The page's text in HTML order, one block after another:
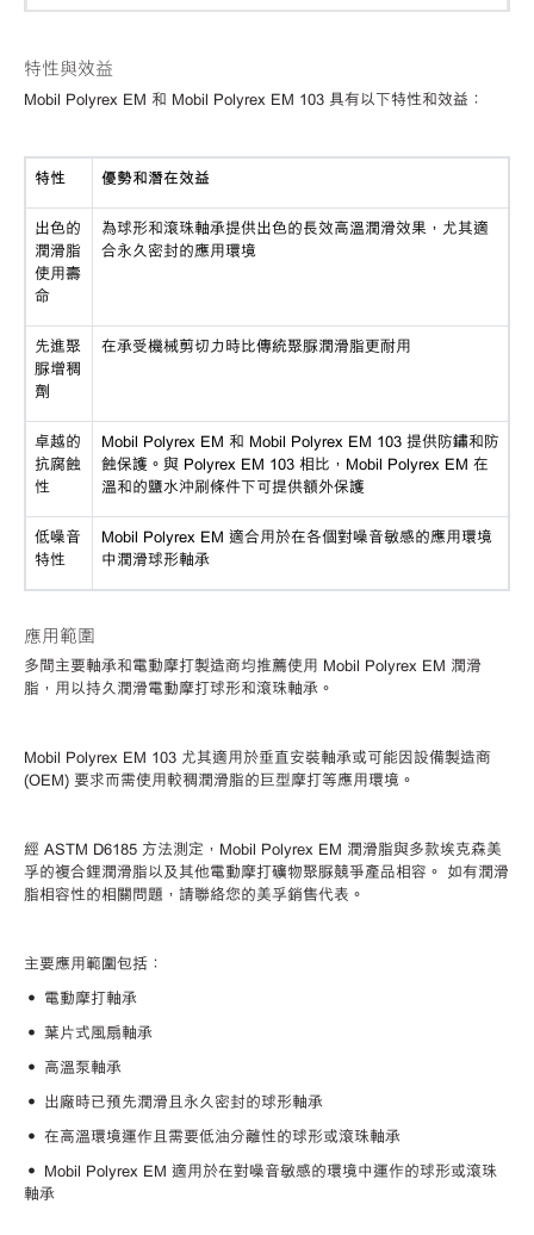
特性與效益
Mobil Polyrex EM 和 Mobil Polyrex EM 103 具有以下特性和效益：
特性 優勢和潛在效益
出色的
潤滑脂
使用壽
命
為球形和滾珠軸承提供出色的長效高溫潤滑效果，尤其適
合永久密封的應用環境
先進聚
脲增稠
劑
在承受機械剪切力時比傳統聚脲潤滑脂更耐用
卓越的
抗腐蝕
性
Mobil Polyrex EM 和 Mobil Polyrex EM 103 提供防鏽和防
蝕保護。與 Polyrex EM 103 相比，Mobil Polyrex EM 在
溫和的鹽水沖刷條件下可提供額外保護
低噪音
特性
Mobil Polyrex EM 適合用於在各個對噪音敏感的應用環境
中潤滑球形軸承
應用範圍
多間主要軸承和電動摩打製造商均推薦使用 Mobil Polyrex EM 潤滑
脂，用以持久潤滑電動摩打球形和滾珠軸承。
Mobil Polyrex EM 103 尤其適用於垂直安裝軸承或可能因設備製造商
(OEM) 要求而需使用較稠潤滑脂的巨型摩打等應用環境。
經 ASTM D6185 方法測定，Mobil Polyrex EM 潤滑脂與多款埃克森美
孚的複合鋰潤滑脂以及其他電動摩打礦物聚脲競爭產品相容。 如有潤滑
脂相容性的相關問題，請聯絡您的美孚銷售代表。
主要應用範圍包括：
• 電動摩打軸承
• 葉片式風扇軸承
• 高溫泵軸承
• 出廠時已預先潤滑且永久密封的球形軸承
• 在高溫環境運作且需要低油分離性的球形或滾珠軸承
• Mobil Polyrex EM 適用於在對噪音敏感的環境中運作的球形或滾珠
軸承